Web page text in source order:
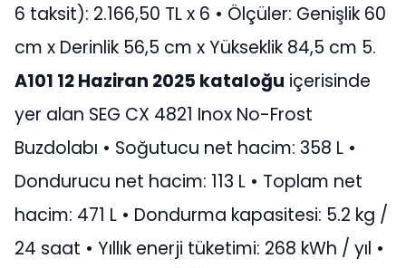
6 taksit): 2.166,50 TL x 6 • Ölçüler: Genişlik 60
cm x Derinlik 56,5 cm x Yükseklik 84,5 cm 5.
A101 12 Haziran 2025 kataloğu içerisinde
yer alan SEG CX 4821 Inox No-Frost
Buzdolabı • Soğutucu net hacim: 358 L •
Dondurucu net hacim: 113 L • Toplam net
hacim: 471 L • Dondurma kapasitesi: 5.2 kg /
24 saat • Yıllık enerji tüketimi: 268 kWh / yıl •